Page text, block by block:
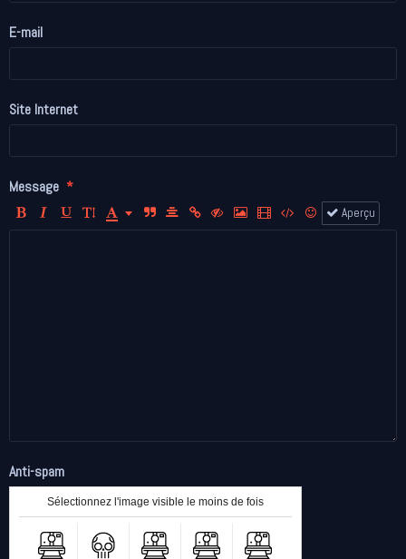
E-mail
Site Internet
Message
Aperçu
Anti-spam
Sélectionnez l'image visible le moins de fois